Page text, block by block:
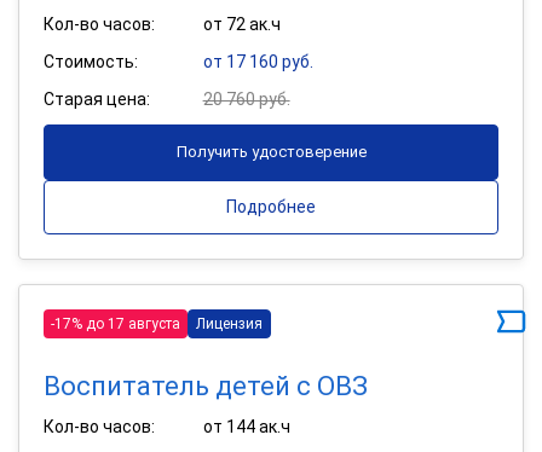
Кол-во часов:
от 72 ак.ч
Стоимость:
от 17 160 руб.
Старая цена:
20 760 руб.
Получить удостоверение
Подробнее
-17% до 17 августа Лицензия
Воспитатель детей с ОВЗ
Кол-во часов:
от 144 ак.ч